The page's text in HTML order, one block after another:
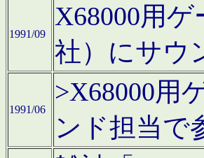
1991/09
X68000用
社）にサウ
1991/06
>X68000用
ンド担当で